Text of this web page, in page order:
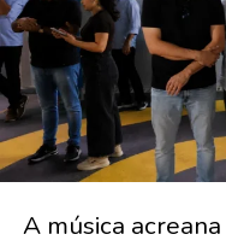
A música